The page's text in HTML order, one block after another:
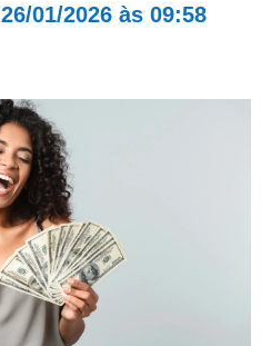
26/01/2026 às 09:58